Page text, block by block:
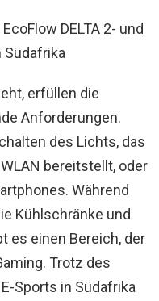
DELTA 2- und
Südafrika
erfüllen die
Anforderungen.
des Lichts, das
bereitstellt, oder
Während
Kühlschränke und
es einen Bereich, der
Trotz des
Sports in Südafrika